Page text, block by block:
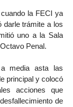
la FECI ya
darle trámite a los
uno a la Sala
Penal.
media asta las
principal y colocó
acciones que
de